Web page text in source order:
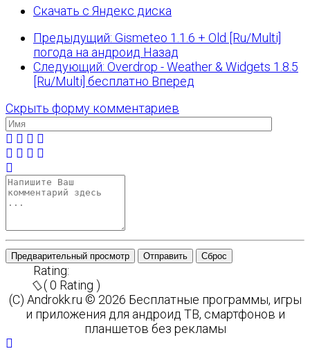
Скачать с Яндекс диска
Предыдущий: Gismeteo 1.1.6 + Old [Ru/Multi]
погода на андроид Назад
Следующий: Overdrop - Weather & Widgets 1.8.5
[Ru/Multi] бесплатно Вперед
Скрыть форму комментариев
Предварительный просмотр Отправить Сброс
Rating:
( 0 Rating )
(C) Androkk.ru © 2026 Бесплатные программы, игры
и приложения для андроид ТВ, смартфонов и
планшетов без рекламы